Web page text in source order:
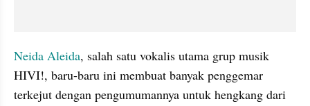
Neida Aleida, salah satu vokalis utama grup musik
HIVI!, baru-baru ini membuat banyak penggemar
terkejut dengan pengumumannya untuk hengkang dari